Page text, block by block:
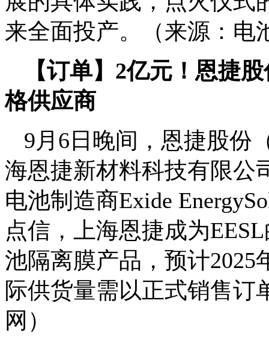
来全面投产。（来源：电
【订单】2亿元！恩捷
格供应商
9月6日晚间，恩捷股份
海恩捷新材料科技有限公
电池制造商Exide
点信，上海恩捷成为
池隔离膜产品，预计2025
际供货量需以正式销售订
网）